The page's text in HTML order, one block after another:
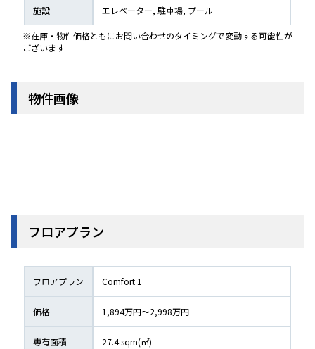
施設 エレベーター, 駐車場, プール
※在庫・物件価格ともにお問い合わせのタイミングで変動する可能性が
ございます
物件画像
フロアプラン
フロアプラン Comfort 1
価格 1,894万円〜2,998万円
専有面積 27.4 sqm(㎡)